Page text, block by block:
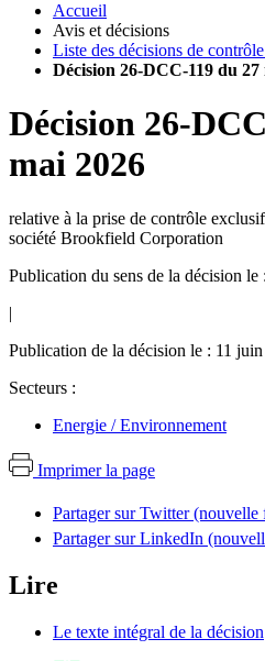
Accueil
Avis et décisions
Liste des décisions de
Décision 26-DCC-119 du 27
Décision 26-
mai 2026
relative à la prise de contrôle
société Brookfield Corporation
Publication du sens de la décision le
|
Publication de la décision le : 11
Secteurs :
Energie / Environnement
Imprimer la page
Partager sur Twitter (nouvelle
Partager sur LinkedIn
Lire
Le texte intégral de la décision